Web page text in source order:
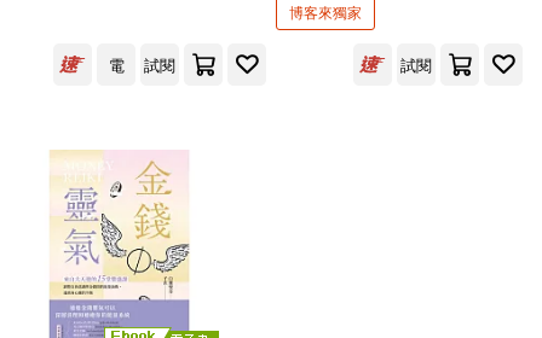
出版社 (可複選)
配送方式 (可複選)
可超商取貨(2)
電 試閱
博客來獨家
試閱